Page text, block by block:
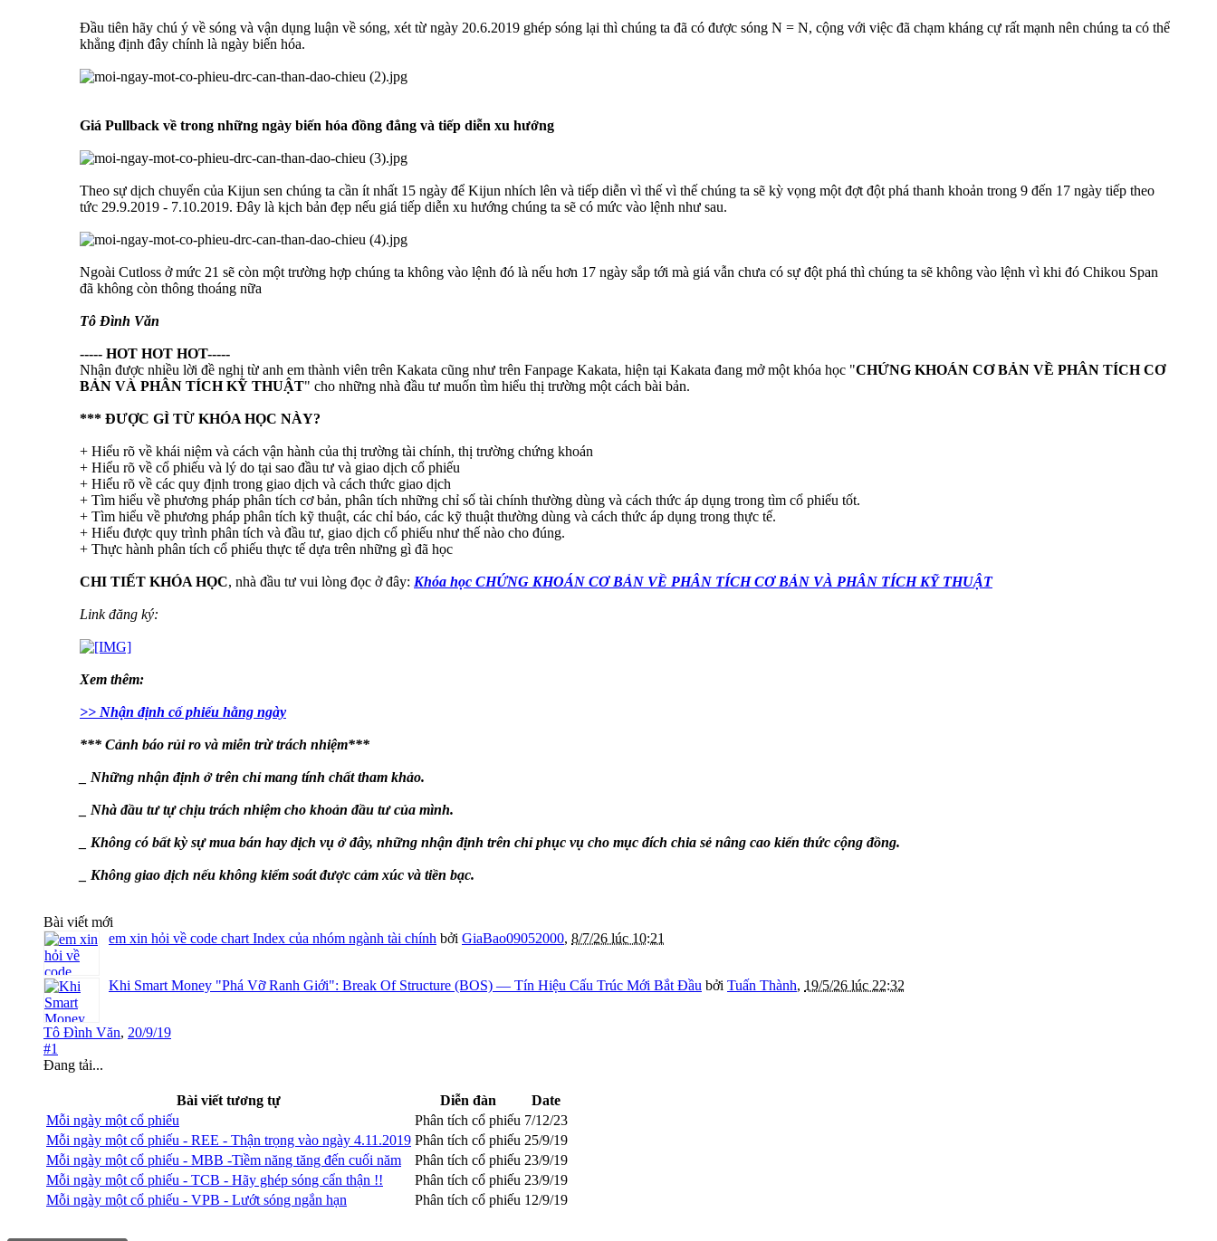
Đầu tiên hãy chú ý về sóng và vận dụng luận về sóng, xét từ ngày 20.6.2019 ghép sóng lại thì chúng ta đã có được sóng N = N, cộng với việc đã chạm kháng cự rất mạnh nên chúng ta có thể
khẳng định đây chính là ngày biến hóa.
Giá Pullback về trong những ngày biến hóa đồng đẳng và tiếp diễn xu hướng
Theo sự dịch chuyển của Kijun sen chúng ta cần ít nhất 15 ngày để Kijun nhích lên và tiếp diễn vì thế vì thế chúng ta sẽ kỳ vọng một đợt đột phá thanh khoản trong 9 đến 17 ngày tiếp theo
tức 29.9.2019 - 7.10.2019. Đây là kịch bản đẹp nếu giá tiếp diễn xu hướng chúng ta sẽ có mức vào lệnh như sau.
Ngoài Cutloss ở mức 21 sẽ còn một trường hợp chúng ta không vào lệnh đó là nếu hơn 17 ngày sắp tới mà giá vẫn chưa có sự đột phá thì chúng ta sẽ không vào lệnh vì khi đó Chikou Span
đã không còn thông thoáng nữa
Tô Đình Văn
----- HOT HOT HOT-----
Nhận được nhiều lời đề nghị từ anh em thành viên trên Kakata cũng như trên Fanpage Kakata, hiện tại Kakata đang mở một khóa học "CHỨNG KHOÁN CƠ BẢN VỀ PHÂN TÍCH CƠ
BẢN VÀ PHÂN TÍCH KỸ THUẬT" cho những nhà đầu tư muốn tìm hiểu thị trường một cách bài bản.
*** ĐƯỢC GÌ TỪ KHÓA HỌC NÀY?
+ Hiểu rõ về khái niệm và cách vận hành của thị trường tài chính, thị trường chứng khoán
+ Hiểu rõ về cổ phiếu và lý do tại sao đầu tư và giao dịch cổ phiếu
+ Hiểu rõ về các quy định trong giao dịch và cách thức giao dịch
+ Tìm hiểu về phương pháp phân tích cơ bản, phân tích những chỉ số tài chính thường dùng và cách thức áp dụng trong tìm cổ phiếu tốt.
+ Tìm hiểu về phương pháp phân tích kỹ thuật, các chỉ báo, các kỹ thuật thường dùng và cách thức áp dụng trong thực tế.
+ Hiểu được quy trình phân tích và đầu tư, giao dịch cổ phiếu như thế nào cho đúng.
+ Thực hành phân tích cổ phiếu thực tế dựa trên những gì đã học
CHI TIẾT KHÓA HỌC, nhà đầu tư vui lòng đọc ở đây: Khóa học CHỨNG KHOÁN CƠ BẢN VỀ PHÂN TÍCH CƠ BẢN VÀ PHÂN TÍCH KỸ THUẬT
Link đăng ký:
Xem thêm:
>> Nhận định cố phiếu hằng ngày
*** Cảnh báo rủi ro và miễn trừ trách nhiệm***
_ Những nhận định ở trên chỉ mang tính chất tham khảo.
_ Nhà đầu tư tự chịu trách nhiệm cho khoản đầu tư của mình.
_ Không có bất kỳ sự mua bán hay dịch vụ ở đây, những nhận định trên chỉ phục vụ cho mục đích chia sẻ nâng cao kiến thức cộng đồng.
_ Không giao dịch nếu không kiểm soát được cảm xúc và tiền bạc.
Bài viết mới
em xin hỏi về code chart Index của nhóm ngành tài chính bởi GiaBao09052000, 8/7/26 lúc 10:21
Khi Smart Money "Phá Vỡ Ranh Giới": Break Of Structure (BOS) — Tín Hiệu Cấu Trúc Mới Bắt Đầu bởi Tuấn Thành, 19/5/26 lúc 22:32
Tô Đình Văn, 20/9/19
#1
Đang tải...
Bài viết tương tự Diễn đàn
Date
Mỗi ngày một cổ phiếu
Phân tích cổ phiếu 7/12/23
Mỗi ngày một cổ phiếu - REE - Thận trọng vào ngày 4.11.2019 Phân tích cổ phiếu 25/9/19
Mỗi ngày một cổ phiếu - MBB -Tiềm năng tăng đến cuối năm
Phân tích cổ phiếu 23/9/19
Mỗi ngày một cổ phiếu - TCB - Hãy ghép sóng cẩn thận !!
Phân tích cổ phiếu 23/9/19
Mỗi ngày một cổ phiếu - VPB - Lướt sóng ngắn hạn
Phân tích cổ phiếu 12/9/19